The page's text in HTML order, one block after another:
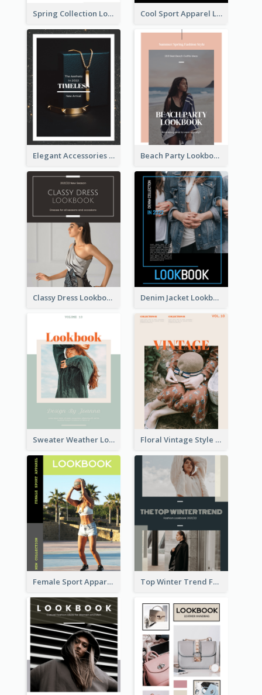
Spring Collection Lookbook Cool Sport Apparel Lookbook
Elegant Accessories Lookbook Beach Party Lookbook
Classy Dress Lookbook Denim Jacket Lookbook
Sweater Weather Lookbook Floral Vintage Style Lookbook
Female Sport Apparel Lookbook Top Winter Trend Fashion Lookbook